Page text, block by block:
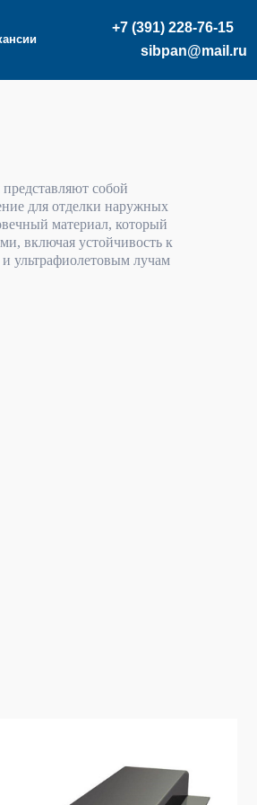
sibpan@mail.ru
собой
для отделки наружных
материал, который
включая устойчивость к
ультрафиолетовым лучам